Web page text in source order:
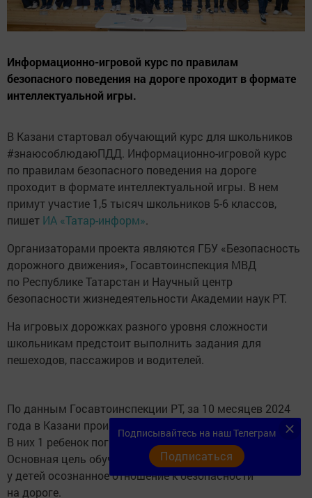
Информационно-игровой курс по правилам
безопасного поведения на дороге проходит в формате
интеллектуальной игры.
В Казани стартовал обучающий курс для школьников
#знаюсоблюдаюПДД. Информационно-игровой курс
по правилам безопасного поведения на дороге
проходит в формате интеллектуальной игры. В нем
примут участие 1,5 тысяч школьников 5-6 классов,
пишет ИА «Татар-информ».
Организаторами проекта являются ГБУ «Безопасность
дорожного движения», Госавтоинспекция МВД
по Республике Татарстан и Научный центр
безопасности жизнедеятельности Академии наук РТ.
На игровых дорожках разного уровня сложности
школьникам предстоит выполнить задания для
пешеходов, пассажиров и водителей.
По данным Госавтоинспекции РТ, за 10 месяцев 2024
года в Казани произошло 123 ДТП с участием детей.
В них 1 ребенок погиб и 126 получили травмы.
Основная цель обучающего курса — сформировать
у детей осознанное отношение к безопасности
на дороге.
Подписывайтесь на наш Телеграм
Подписаться